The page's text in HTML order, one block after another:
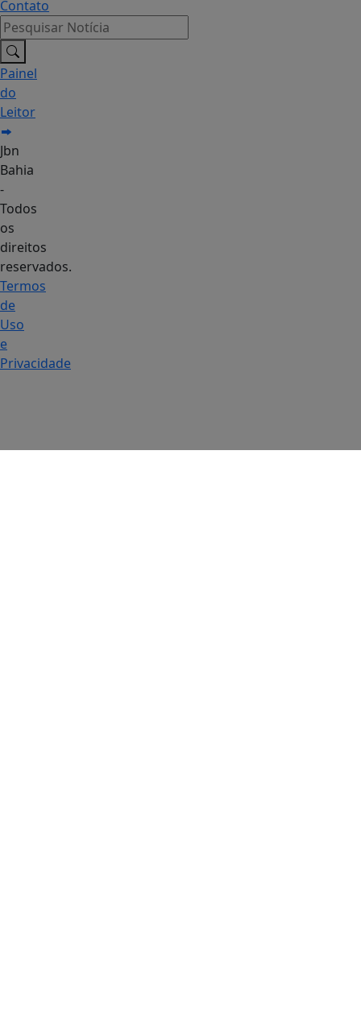
Contato
Pesquisar Notícia
Painel
do
Leitor
Jbn
Bahia
-
Todos
os
direitos
reservados.
Termos
de
Uso
e
Privacidade